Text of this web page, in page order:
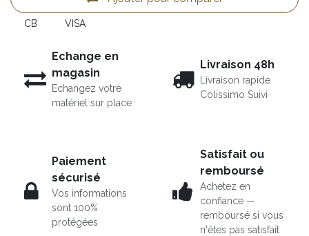
CB VISA
Echange en
magasin
Echangez votre
matériel sur place
Livraison 48h
Livraison rapide
Colissimo Suivi
Paiement
sécurisé
Vos informations
sont 100%
protégées
Satisfait ou
remboursé
Achetez en
confiance —
remboursé si vous
n'êtes pas satisfait